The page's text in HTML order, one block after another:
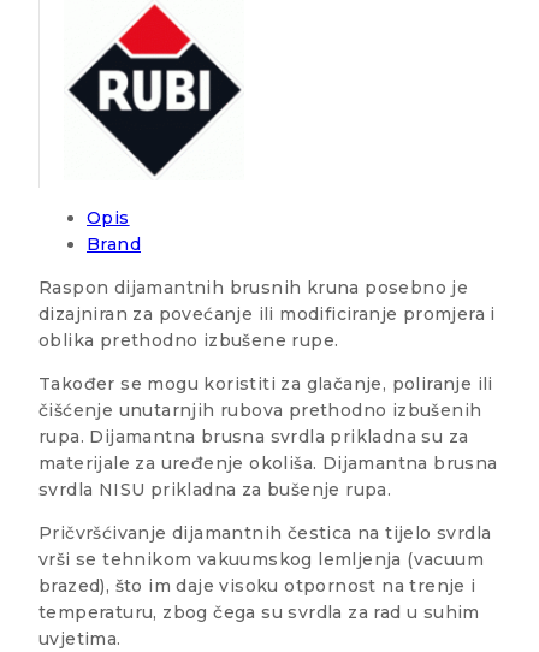
Opis
Brand
Raspon dijamantnih brusnih kruna posebno je
dizajniran za povećanje ili modificiranje promjera i
oblika prethodno izbušene rupe.
Također se mogu koristiti za glačanje, poliranje ili
čišćenje unutarnjih rubova prethodno izbušenih
rupa. Dijamantna brusna svrdla prikladna su za
materijale za uređenje okoliša. Dijamantna brusna
svrdla NISU prikladna za bušenje rupa.
Pričvršćivanje dijamantnih čestica na tijelo svrdla
vrši se tehnikom vakuumskog lemljenja (vacuum
brazed), što im daje visoku otpornost na trenje i
temperaturu, zbog čega su svrdla za rad u suhim
uvjetima.